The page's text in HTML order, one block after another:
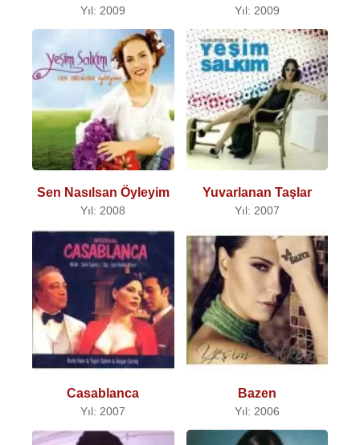
Yıl: 2009 Yıl: 2009
Sen Nasılsan Öyleyim
Yıl: 2008
Yuvarlanan Taşlar
Yıl: 2007
Casablanca
Yıl: 2007
Bazen
Yıl: 2006